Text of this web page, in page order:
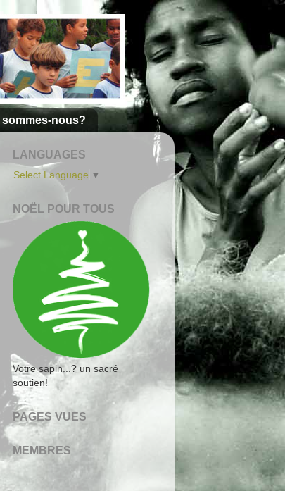
sommes-nous?
LANGUAGES
Select Language ▼
NOËL POUR TOUS
Votre sapin...? un sacré
soutien!
PAGES VUES
MEMBRES